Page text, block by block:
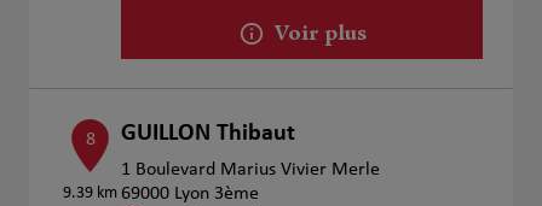
Voir plus
8
9.39 km
GUILLON Thibaut
1 Boulevard Marius Vivier Merle
69000 Lyon 3ème